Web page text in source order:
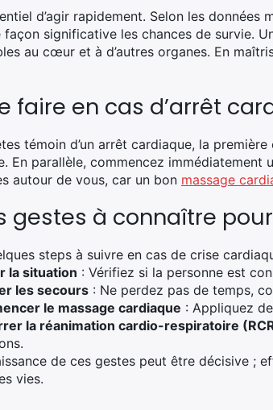
d’agir rapidement. Selon les
façon significative les chances de survie.
au cœur et à d’autres organes. En
faire en cas d’arrêt
témoin d’un arrêt cardiaque, la
En parallèle, commencez immédiatement
autour de vous, car un bon massage
gestes à connaître
steps à suivre en cas de crise
la situation : Vérifiez si la personne est
les secours : Ne perdez pas de temps,
le massage cardiaque : Appliquez
la réanimation cardio-respiratoire
de ces gestes peut être décisive ;
vies.